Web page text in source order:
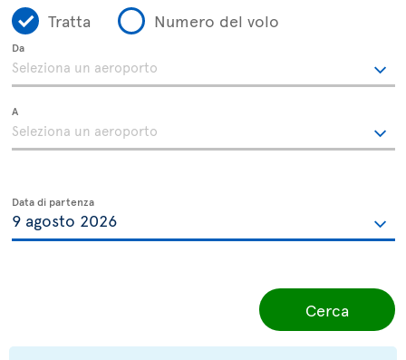
Tratta Numero del volo
Da
A
Data di partenza
Cerca